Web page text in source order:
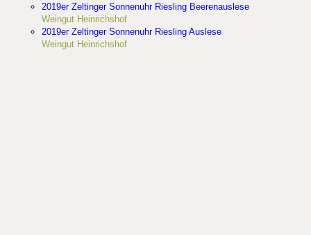
2019er Zeltinger Sonnenuhr Riesling Beerenauslese
Weingut Heinrichshof
2019er Zeltinger Sonnenuhr Riesling Auslese
Weingut Heinrichshof